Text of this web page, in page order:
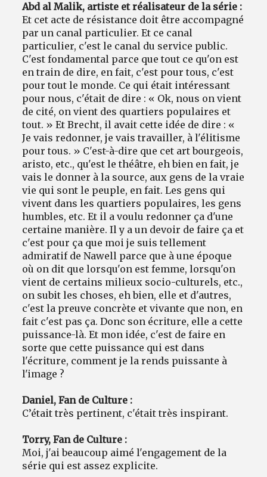
Abd al Malik, artiste et réalisateur de la série :
Et cet acte de résistance doit être accompagné
par un canal particulier. Et ce canal
particulier, c'est le canal du service public.
C'est fondamental parce que tout ce qu'on est
en train de dire, en fait, c'est pour tous, c'est
pour tout le monde. Ce qui était intéressant
pour nous, c'était de dire : « Ok, nous on vient
de cité, on vient des quartiers populaires et
tout. » Et Brecht, il avait cette idée de dire : «
Je vais redonner, je vais travailler, à l'élitisme
pour tous. » C'est-à-dire que cet art bourgeois,
aristo, etc., qu'est le théâtre, eh bien en fait, je
vais le donner à la source, aux gens de la vraie
vie qui sont le peuple, en fait. Les gens qui
vivent dans les quartiers populaires, les gens
humbles, etc. Et il a voulu redonner ça d'une
certaine manière. Il y a un devoir de faire ça et
c'est pour ça que moi je suis tellement
admiratif de Nawell parce que à une époque
où on dit que lorsqu'on est femme, lorsqu'on
vient de certains milieux socio-culturels, etc.,
on subit les choses, eh bien, elle et d'autres,
c'est la preuve concrète et vivante que non, en
fait c'est pas ça. Donc son écriture, elle a cette
puissance-là. Et mon idée, c'est de faire en
sorte que cette puissance qui est dans
l'écriture, comment je la rends puissante à
l'image ?
Daniel, Fan de Culture :
C’était très pertinent, c'était très inspirant.
Torry, Fan de Culture :
Moi, j'ai beaucoup aimé l'engagement de la
série qui est assez explicite.